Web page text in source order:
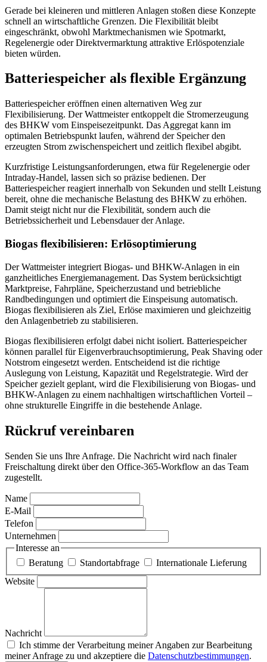
Gerade bei kleineren und mittleren Anlagen stoßen diese Konzepte
schnell an wirtschaftliche Grenzen. Die Flexibilität bleibt
eingeschränkt, obwohl Marktmechanismen wie Spotmarkt,
Regelenergie oder Direktvermarktung attraktive Erlöspotenziale
bieten würden.
Batteriespeicher als flexible Ergänzung
Batteriespeicher eröffnen einen alternativen Weg zur
Flexibilisierung. Der Wattmeister entkoppelt die Stromerzeugung
des BHKW vom Einspeisezeitpunkt. Das Aggregat kann im
optimalen Betriebspunkt laufen, während der Speicher den
erzeugten Strom zwischenspeichert und zeitlich flexibel abgibt.
Kurzfristige Leistungsanforderungen, etwa für Regelenergie oder
Intraday-Handel, lassen sich so präzise bedienen. Der
Batteriespeicher reagiert innerhalb von Sekunden und stellt Leistung
bereit, ohne die mechanische Belastung des BHKW zu erhöhen.
Damit steigt nicht nur die Flexibilität, sondern auch die
Betriebssicherheit und Lebensdauer der Anlage.
Biogas flexibilisieren: Erlösoptimierung
Der Wattmeister integriert Biogas- und BHKW-Anlagen in ein
ganzheitliches Energiemanagement. Das System berücksichtigt
Marktpreise, Fahrpläne, Speicherzustand und betriebliche
Randbedingungen und optimiert die Einspeisung automatisch.
Biogas flexibilisieren als Ziel, Erlöse maximieren und gleichzeitig
den Anlagenbetrieb zu stabilisieren.
Biogas flexibilisieren erfolgt dabei nicht isoliert. Batteriespeicher
können parallel für Eigenverbrauchsoptimierung, Peak Shaving oder
Notstrom eingesetzt werden. Entscheidend ist die richtige
Auslegung von Leistung, Kapazität und Regelstrategie. Wird der
Speicher gezielt geplant, wird die Flexibilisierung von Biogas- und
BHKW-Anlagen zu einem nachhaltigen wirtschaftlichen Vorteil –
ohne strukturelle Eingriffe in die bestehende Anlage.
Rückruf vereinbaren
Senden Sie uns Ihre Anfrage. Die Nachricht wird nach finaler
Freischaltung direkt über den Office-365-Workflow an das Team
zugestellt.
Name
E-Mail
Telefon
Unternehmen
Interesse an
Beratung
Standortabfrage
Internationale Lieferung
Website
Nachricht
Ich stimme der Verarbeitung meiner Angaben zur Bearbeitung
meiner Anfrage zu und akzeptiere die Datenschutzbestimmungen.